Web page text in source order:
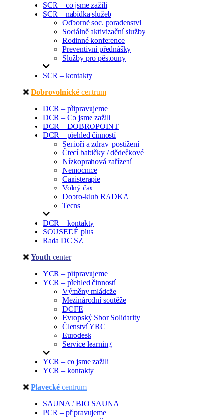
SCR – co jsme zažili
SCR – nabídka služeb
Odborné soc. poradenství
Sociálně aktivizační služby
Rodinné konference
Preventivní přednášky
Služby pro pěstouny
SCR – kontakty
Dobrovolnické centrum
DCR – připravujeme
DCR – Co jsme zažili
DCR – DOBROPOINT
DCR – přehled činností
Senioři a zdrav. postižení
Čtecí babičky / dědečkové
Nízkoprahová zařízení
Nemocnice
Canisterapie
Volný čas
Dobro-klub RADKA
Teens
DCR – kontakty
SOUSEDÉ plus
Rada DC SZ
Youth center
YCR – připravujeme
YCR – přehled činností
Výměny mládeže
Mezinárodní soutěže
DOFE
Evropský Sbor Solidarity
Členství YRC
Eurodesk
Service learning
YCR – co jsme zažili
YCR – kontakty
Plavecké centrum
SAUNA / BIO SAUNA
PCR – připravujeme